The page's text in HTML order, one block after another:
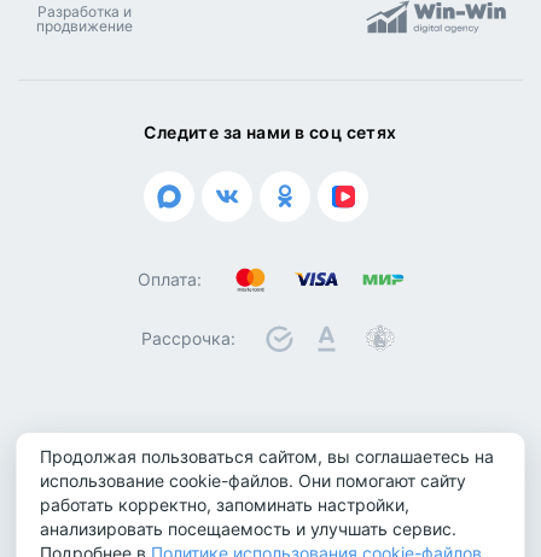
Продолжая пользоваться сайтом, вы соглашаетесь на
использование cookie-файлов. Они помогают сайту
работать корректно, запоминать настройки,
анализировать посещаемость и улучшать сервис.
Подробнее в Политике использования cookie-файлов
Следите за нами в соц сетях
Оплата:
Рассрочка:
Политика конфиденциальности
Политика обработки персональных данных
Политика использования cookie-файлов
Разработка и
продвижение